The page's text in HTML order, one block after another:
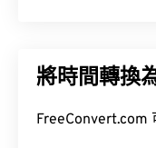
將時間轉換
FreeConvert.com